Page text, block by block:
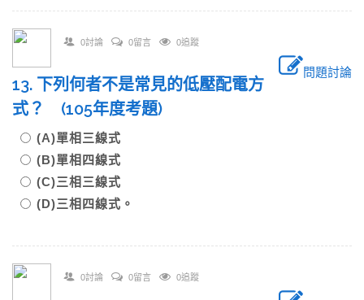
0討論 0留言 0追蹤
問題討論
13. 下列何者不是常見的低壓配電方
式？ (105年度考題)
(A)單相三線式
(B)單相四線式
(C)三相三線式
(D)三相四線式。
0討論 0留言 0追蹤